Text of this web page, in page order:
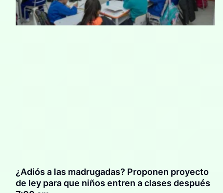
¿Adiós a las madrugadas? Proponen proyecto
de ley para que niños entren a clases después